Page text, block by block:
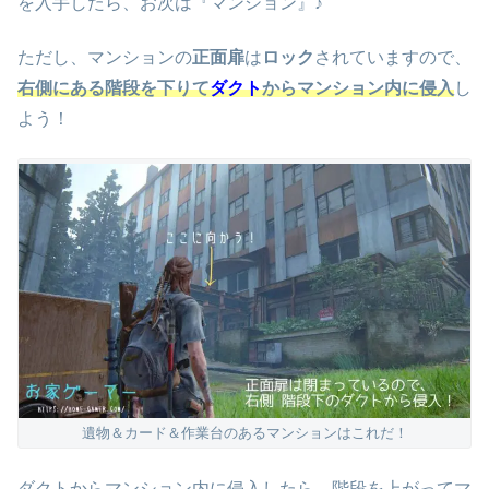
ただし、マンションの正面扉は ロック されていますので、
右側にある階段を下りてダクトからマンション内に侵入し
よう！
遺物＆カード＆作業台のあるマンションはこれだ！